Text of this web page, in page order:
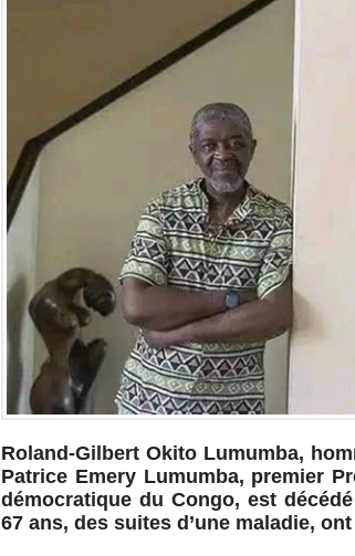
Roland-Gilbert Okito Lumumba,
Patrice Emery Lumumba, premier
démocratique du Congo, est
67 ans, des suites d’une maladie,